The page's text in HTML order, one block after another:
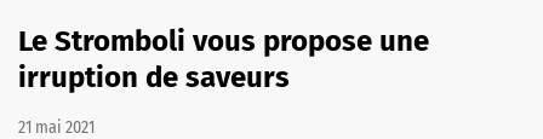
Le Stromboli vous propose une
irruption de saveurs
21 mai 2021